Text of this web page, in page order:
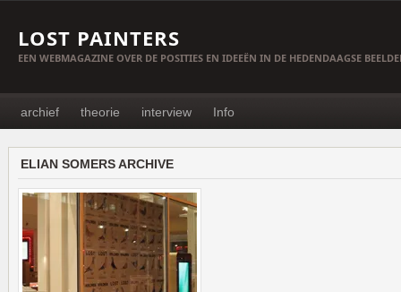
LOST PAINTERS
EEN WEBMAGAZINE OVER DE POSITIES EN IDEEËN IN DE HEDENDAAGSE
archief theorie interview Info
ELIAN SOMERS ARCHIVE